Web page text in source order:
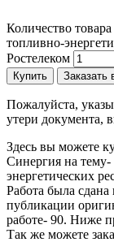
Количество
топливно-
Ростелеком
Купить Заказать
Пожалуйста,
утери документа,
Здесь вы можете
Синергия на тему-
энергетических
Работа была
публикации
работе- 90. Ниже
Так же можете